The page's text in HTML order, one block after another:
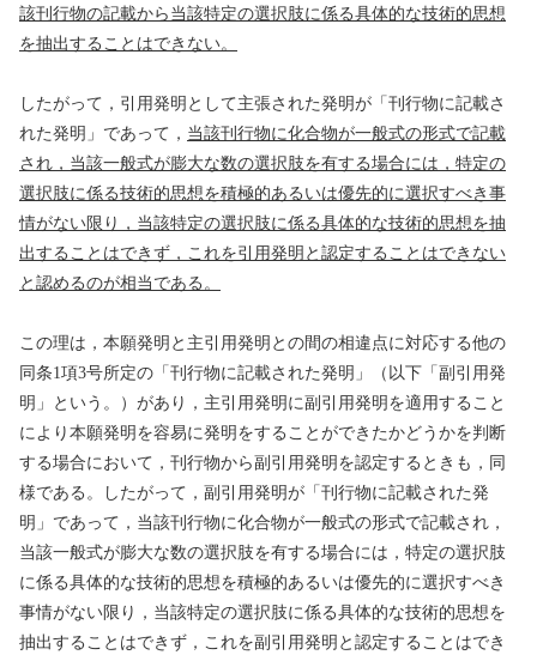
該刊行物の記載から当該特定の選択肢に係る具体的な技術的思想
を抽出することはできない。
したがって，引用発明として主張された発明が「刊行物に記載さ
れた発明」であって， 当該刊行物に化合物が一般式の形式で記載
され，当該一般式が膨大な数の選択肢を有する場合には，特定の
選択肢に係る技術的思想を積極的あるいは優先的に選択すべき事
情がない限り，当該特定の選択肢に係る具体的な技術的思想を抽
出することはできず，これを引用発明と認定することはできない
と認めるのが相当である。
この理は，本願発明と主引用発明との間の相違点に対応する他の
同条1 項3号所定の「刊行物に記載された発明」（以下「副引用発
明」という。）があり，主引用発明に副引用発明を適用すること
により本願発明を容易に発明をすることができたかどうかを判断
する場合において，刊行物から副引用発明を認定するときも，同
様である。したがって，副引用発明が「刊行物に記載された発
明」であって，当該刊行物に化合物が一般式の形式で記載され，
当該一般式が膨大な数の選択肢を有する場合には，特定の選択肢
に係る具体的な技術的思想を積極的あるいは優先的に選択すべき
事情がない限り，当該特定の選択肢に係る具体的な技術的思想を
抽出することはできず，これを副引用発明と認定することはでき